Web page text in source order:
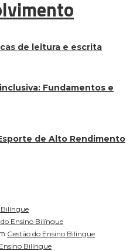
de leitura e escrita
Fundamentos e
de Alto Rendimento
Bilíngue
do Ensino Bilíngue
Gestão do Ensino Bilíngue
Bilíngue